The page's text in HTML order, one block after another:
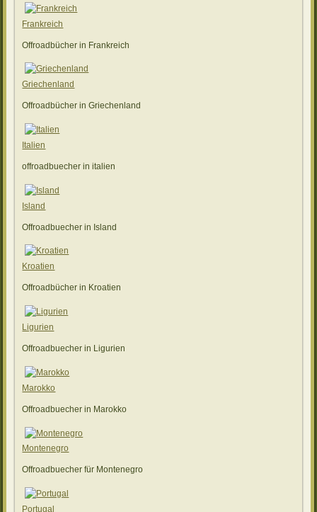
Frankreich
Offroadbücher in Frankreich
Griechenland
Offroadbücher in Griechenland
Italien
offroadbuecher in italien
Island
Offroadbuecher in Island
Kroatien
Offroadbücher in Kroatien
Ligurien
Offroadbuecher in Ligurien
Marokko
Offroadbuecher in Marokko
Montenegro
Offroadbuecher für Montenegro
Portugal